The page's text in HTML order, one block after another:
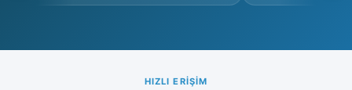
HIZLI ERIŞIM